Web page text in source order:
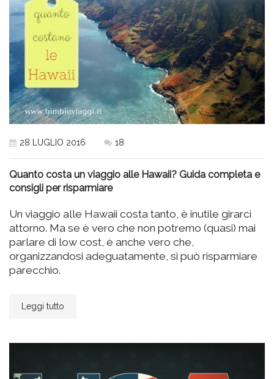
28 LUGLIO 2016 18
Quanto costa un viaggio alle Hawaii? Guida completa e
consigli per risparmiare
Un viaggio alle Hawaii costa tanto, è inutile girarci
attorno. Ma se è vero che non potremo (quasi) mai
parlare di low cost, è anche vero che,
organizzandosi adeguatamente, si può risparmiare
parecchio.
Leggi tutto